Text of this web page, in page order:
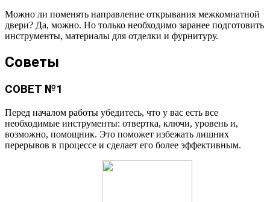
Можно ли поменять направление открывания межкомнатной
двери? Да, можно. Но только необходимо заранее подготовить
инструменты, материалы для отделки и фурнитуру.
Советы
СОВЕТ №1
Перед началом работы убедитесь, что у вас есть все
необходимые инструменты: отвертка, ключи, уровень и,
возможно, помощник. Это поможет избежать лишних
перерывов в процессе и сделает его более эффективным.